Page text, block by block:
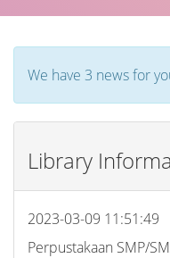
We have 3 news for
Library
2023-03-09 11:51:49
Perpustakaan SMP/